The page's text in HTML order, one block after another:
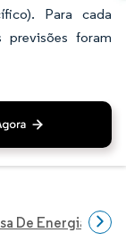
Para cada
foram
De Energia E